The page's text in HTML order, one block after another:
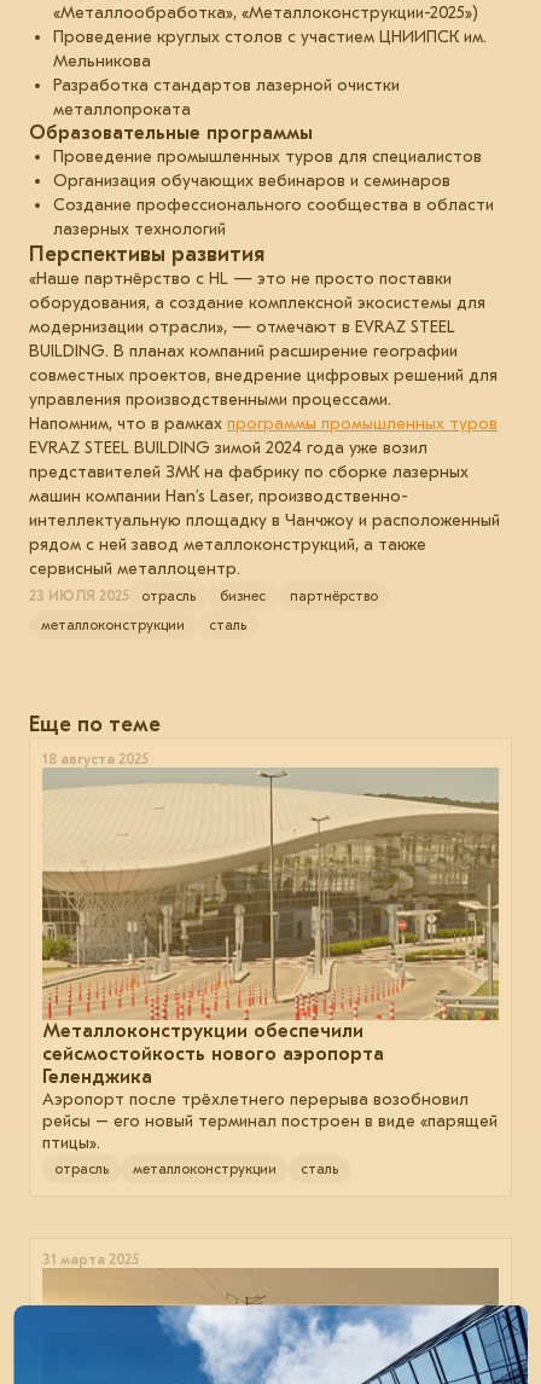
«Металлообработка», «Металлоконструкции-2025»)
Проведение круглых столов с участием ЦНИИПСК им.
Мельникова
Разработка стандартов лазерной очистки
металлопроката
Образовательные программы
Проведение промышленных туров для специалистов
Организация обучающих вебинаров и семинаров
Создание профессионального сообщества в области
лазерных технологий
Перспективы развития
«Наше партнёрство с HL — это не просто поставки
оборудования, а создание комплексной экосистемы для
модернизации отрасли», — отмечают в EVRAZ STEEL
BUILDING. В планах компаний расширение географии
совместных проектов, внедрение цифровых решений для
управления производственными процессами.
Напомним, что в рамках программы промышленных туров
EVRAZ STEEL BUILDING зимой 2024 года уже возил
представителей ЗМК на фабрику по сборке лазерных
машин компании Han’s Laser, производственно-
интеллектуальную площадку в Чанчжоу и расположенный
рядом с ней завод металлоконструкций, а также
сервисный металлоцентр.
23 ИЮЛЯ 2025 отрасль бизнес
партнёрство
металлоконструкции
сталь
Еще по теме
18 августа 2025
Металлоконструкции обеспечили
сейсмостойкость нового аэропорта
Геленджика
Аэропорт после трёхлетнего перерыва возобновил
рейсы – его новый терминал построен в виде «парящей
птицы».
отрасль металлоконструкции сталь
31 марта 2025